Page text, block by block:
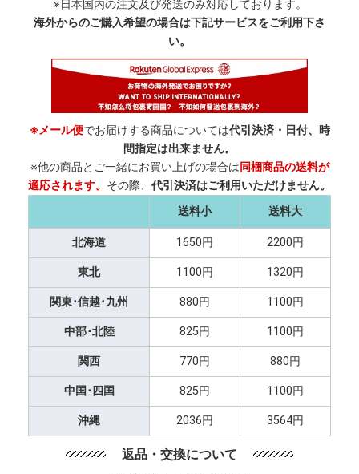
※日本国内の注文及び発送のみ対応しております。
海外からのご購入希望の場合は下記サービスをご利用下さ
い。
※メール便でお届けする商品については代引決済・日付、時
間指定は出来ません。
※他の商品とご一緒にお買い上げの場合は同梱商品の送料が
適応されます。 その際、 代引決済はご利用いただけません。
送料小
送料大
北海道 1650円 2200円
東北 1100円 1320円
関東･信越･九州 880円 1100円
中部･北陸 825円 1100円
関西 770円 880円
中国･四国 825円 1100円
沖縄 2036円 3564円
返品・交換について